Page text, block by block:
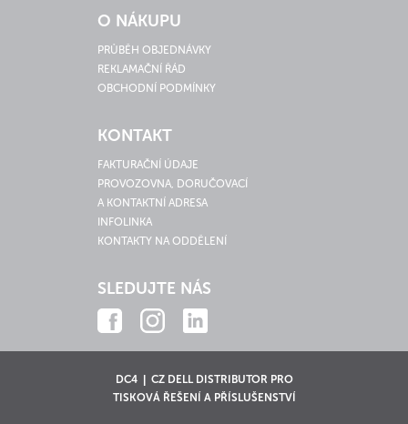
O NÁKUPU
PRŮBĚH OBJEDNÁVKY
REKLAMAČNÍ ŘÁD
OBCHODNÍ PODMÍNKY
KONTAKT
FAKTURAČNÍ ÚDAJE
PROVOZOVNA, DORUČOVACÍ
A KONTAKTNÍ ADRESA
INFOLINKA
KONTAKTY NA ODDĚLENÍ
SLEDUJTE NÁS
DC4 | CZ DELL DISTRIBUTOR PRO
TISKOVÁ ŘEŠENÍ A PŘÍSLUŠENSTVÍ